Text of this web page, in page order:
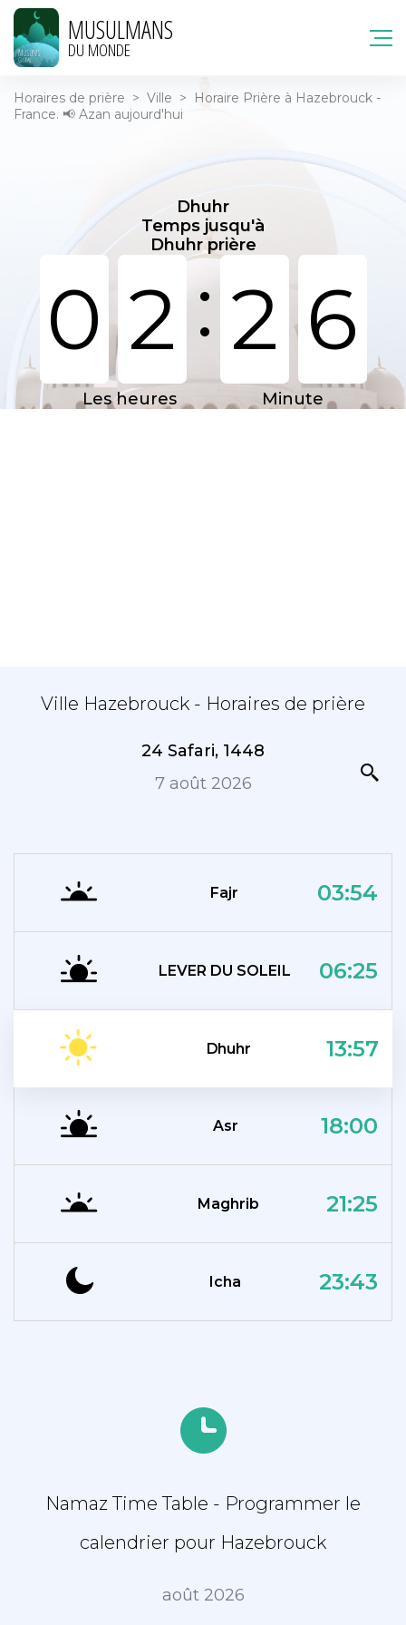
MUSULMANS
DU MONDE
Horaires de prière > Ville >
Horaire Prière à Hazebrouck -
France. 📢 Azan aujourd'hui
Dhuhr
Temps jusqu'à
Dhuhr prière
0 2 : 2 6
Les heures Minute
Ville Hazebrouck - Horaires de prière
24 Safari, 1448
7 août 2026
Fajr 03:54
LEVER DU SOLEIL 06:25
Dhuhr 13:57
Asr 18:00
Maghrib 21:25
Icha 23:43
Namaz Time Table - Programmer le
calendrier pour Hazebrouck
août 2026